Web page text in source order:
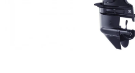
LODNÍ ELEKTROMOTORY
PRAMICE A MOTOROVÉ VESLICE